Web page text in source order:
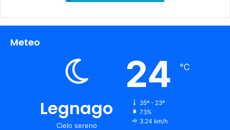
Meteo
Legnago
Cielo sereno
24 ℃
35º - 23º
73%
3.24 km/h